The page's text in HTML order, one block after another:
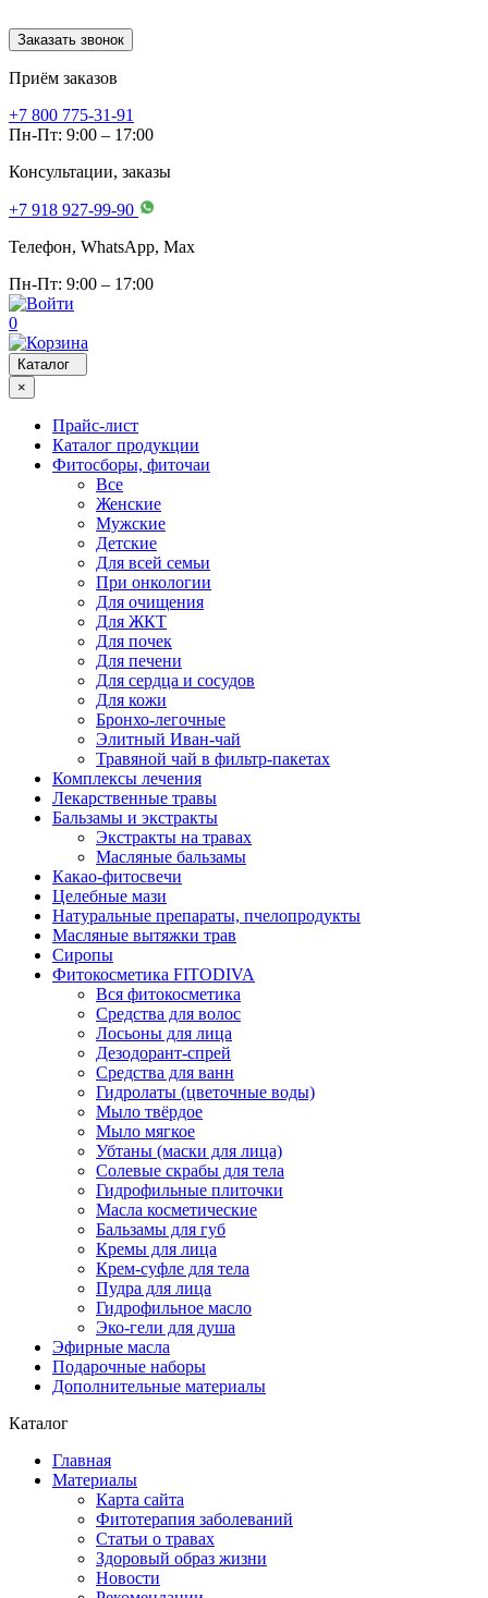
Заказать звонок
Приём заказов
+7 800 775-31-91
Пн-Пт: 9:00 – 17:00
Консультации, заказы
+7 918 927-99-90
Телефон, WhatsApp, Мах
Пн-Пт: 9:00 – 17:00
0
Каталог
×
Прайс-лист
Каталог продукции
Фитосборы, фиточаи
Все
Женские
Мужские
Детские
Для всей семьи
При онкологии
Для очищения
Для ЖКТ
Для почек
Для печени
Для сердца и сосудов
Для кожи
Бронхо-легочные
Элитный Иван-чай
Травяной чай в фильтр-пакетах
Комплексы лечения
Лекарственные травы
Бальзамы и экстракты
Экстракты на травах
Масляные бальзамы
Какао-фитосвечи
Целебные мази
Натуральные препараты, пчелопродукты
Масляные вытяжки трав
Сиропы
Фитокосметика FITODIVA
Вся фитокосметика
Средства для волос
Лосьоны для лица
Дезодорант-спрей
Средства для ванн
Гидролаты (цветочные воды)
Мыло твёрдое
Мыло мягкое
Убтаны (маски для лица)
Солевые скрабы для тела
Гидрофильные плиточки
Масла косметические
Бальзамы для губ
Кремы для лица
Крем-суфле для тела
Пудра для лица
Гидрофильное масло
Эко-гели для душа
Эфирные масла
Подарочные наборы
Дополнительные материалы
Каталог
Главная
Материалы
Карта сайта
Фитотерапия заболеваний
Статьи о травах
Здоровый образ жизни
Новости